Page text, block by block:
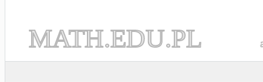
MATH.EDU.PL